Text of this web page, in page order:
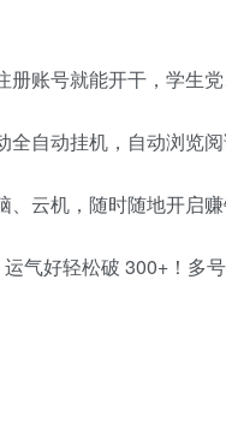
账号就能开干，学生
自动挂机，自动浏览
云机，随时随地开启
气好轻松破 300+！多